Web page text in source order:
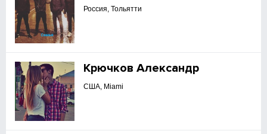
Россия, Тольятти
Крючков Александр
США, Miami